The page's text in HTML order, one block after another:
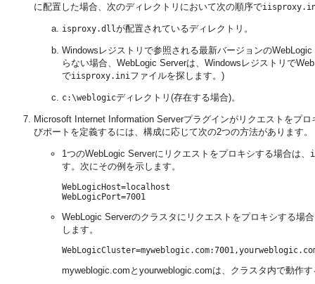
に配置した場合、次のディレクトリにおいて次の順序で
isproxy.dllが配置されているディレクトリ。
Windowsレジストリで参照される最新バージョンの
らない場合、WebLogic Serverは、Windowsレジストリで
でiisproxy.ini ファイルを探します。)
c:\weblogicディレクトリ(存在する場合)。
Microsoft Internet Information Serverプラグインがリクエストをプ
びポートを定義するには、構成に応じて次の2つの方法があります。
1つのWebLogic Serverにリクエストをプロキシする場合は、
す。次にその例を示します。
WebLogicHost=localhost
WebLogic Serverのクラスタにリクエストをプロキシする場
します。
myweblogic.comとyourweblogic.comは、クラスタ内で動作